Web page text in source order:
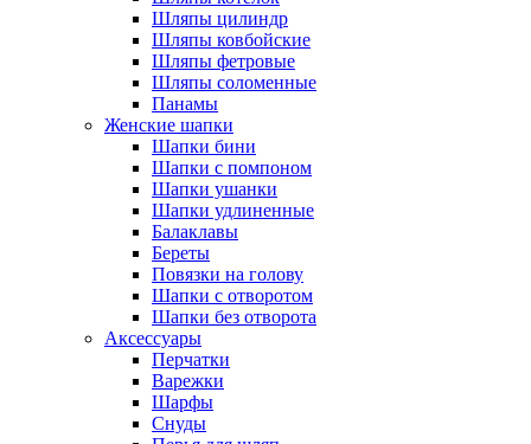
Шляпы цилиндр
Шляпы ковбойские
Шляпы фетровые
Шляпы соломенные
Панамы
Женские шапки
Шапки бини
Шапки с помпоном
Шапки ушанки
Шапки удлиненные
Балаклавы
Береты
Повязки на голову
Шапки с отворотом
Шапки без отворота
Аксессуары
Перчатки
Варежки
Шарфы
Снуды